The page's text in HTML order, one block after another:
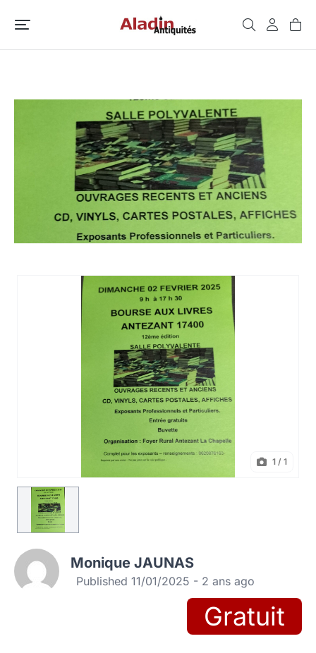
1 / 1
Monique JAUNAS
Published 11/01/2025 - 2 ans ago
Gratuit